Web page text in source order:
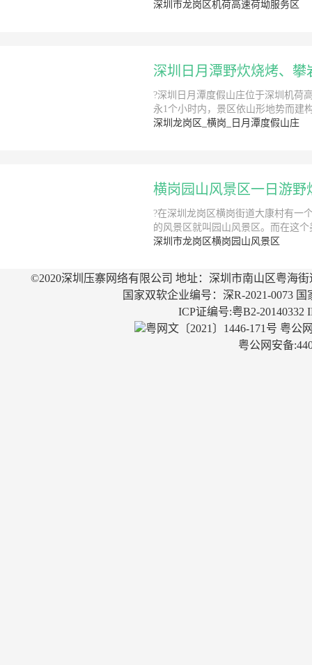
深圳市龙岗区机荷高速荷坳服务区
深圳日月潭野炊烧烤、攀
?深圳日月潭度假山庄位于深圳机荷
永1个小时内，景区依山形地势而建
深圳龙岗区_横岗_日月潭度假山庄
横岗园山风景区一日游野
?在深圳龙岗区横岗街道大康村有一
的风景区就叫园山风景区。而在这个
深圳市龙岗区横岗园山风景区
©2020深圳压寨网络有限公司 地址：深圳市南山区粤海
国家双软企业编号：深R-2021-0073
ICP证编号:粤B2-20140332
粤网文〔2021〕1446-171号 粤公
粤公网安备